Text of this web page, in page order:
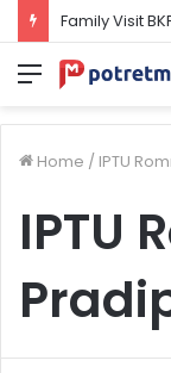
Menu
Home / IPTU
IPTU